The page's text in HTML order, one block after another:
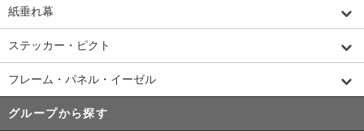
紙垂れ幕
ステッカー・ピクト
フレーム・パネル・イーゼル
グループから探す